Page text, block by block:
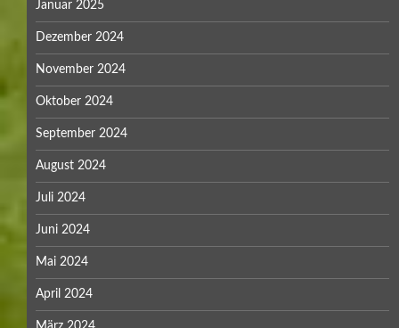
Januar 2025
Dezember 2024
November 2024
Oktober 2024
September 2024
August 2024
Juli 2024
Juni 2024
Mai 2024
April 2024